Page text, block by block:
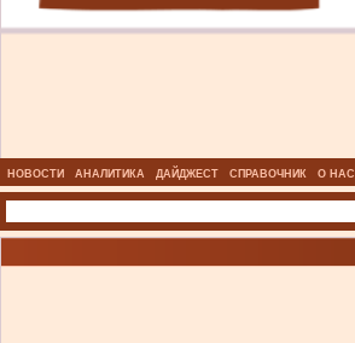
НОВОСТИ АНАЛИТИКА ДАЙДЖЕСТ СПРАВОЧНИК О НАС